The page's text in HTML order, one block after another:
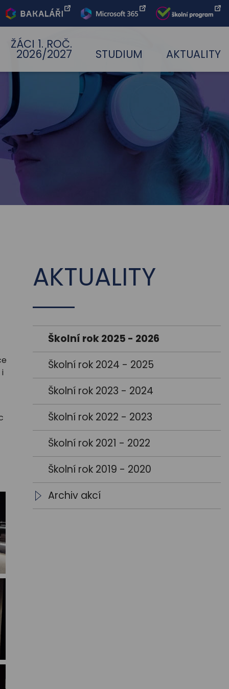
ŽÁCI 1. ROČ.
2026/2027 STUDIUM AKTUALITY
Bakaláři Office 365
Škoní
AKTUALITY
Školní rok 2025 - 2026
Školní rok 2024 - 2025
Školní rok 2023 - 2024
Školní rok 2022 - 2023
Školní rok 2021 - 2022
Školní rok 2019 - 2020
Archiv akcí